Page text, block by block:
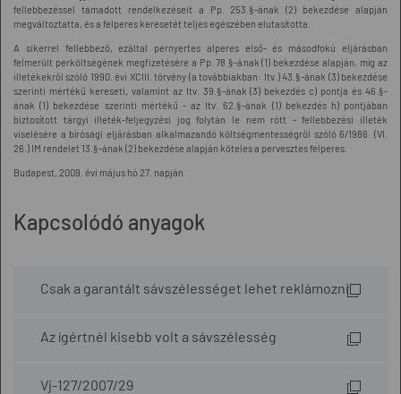
fellebbezéssel támadott rendelkezéseit a Pp. 253.§-ának (2) bekezdése alapján
megváltoztatta, és a felperes keresetét teljes egészében elutasította.
A sikerrel fellebbező, ezáltal pernyertes alperes első- és másodfokú eljárásban
felmerült perköltségének megfizetésére a Pp. 78.§-ának (1) bekezdése alapján, míg az
illetékekről szóló 1990. évi XCIII. törvény (a továbbiakban: Itv.) 43.§-ának (3) bekezdése
szerinti mértékű kereseti, valamint az Itv. 39.§-ának (3) bekezdés c) pontja és 46.§-
ának (1) bekezdése szerinti mértékű - az Itv. 62.§-ának (1) bekezdés h) pontjában
biztosított tárgyi illeték-feljegyzési jog folytán le nem rótt - fellebbezési illeték
viselésére a bírósági eljárásban alkalmazandó költségmentességről szóló 6/1986. (VI.
26.) IM rendelet 13.§-ának (2) bekezdése alapján köteles a pervesztes felperes.
Budapest, 2009. évi május hó 27. napján
Kapcsolódó anyagok
Csak a garantált sávszélességet lehet reklámozni
Az ígértnél kisebb volt a sávszélesség
Vj-127/2007/29